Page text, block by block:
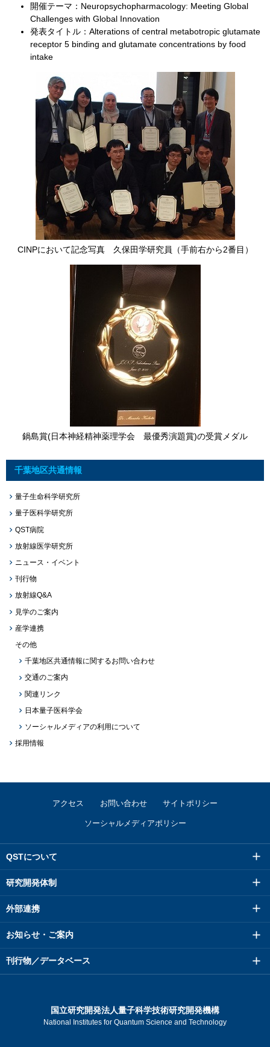
開催テーマ：Neuropsychopharmacology: Meeting Global
Challenges with Global Innovation
発表タイトル：Alterations of central metabotropic glutamate
receptor 5 binding and glutamate concentrations by food
intake
CINPにおいて記念写真 久保田学研究員（手前右から2番目）
鍋島賞(日本神経精神薬理学会 最優秀演題賞)の受賞メダル
千葉地区共通情報
量子生命科学研究所
量子医科学研究所
QST病院
放射線医学研究所
ニュース・イベント
刊行物
放射線Q&A
見学のご案内
産学連携
その他
千葉地区共通情報に関するお問い合わせ
交通のご案内
関連リンク
日本量子医科学会
ソーシャルメディアの利用について
採用情報
アクセス お問い合わせ サイトポリシー
ソーシャルメディアポリシー
QSTについて
研究開発体制
外部連携
お知らせ・ご案内
刊行物／データベース
国立研究開発法人量子科学技術研究開発機構
National Institutes for Quantum Science and Technology